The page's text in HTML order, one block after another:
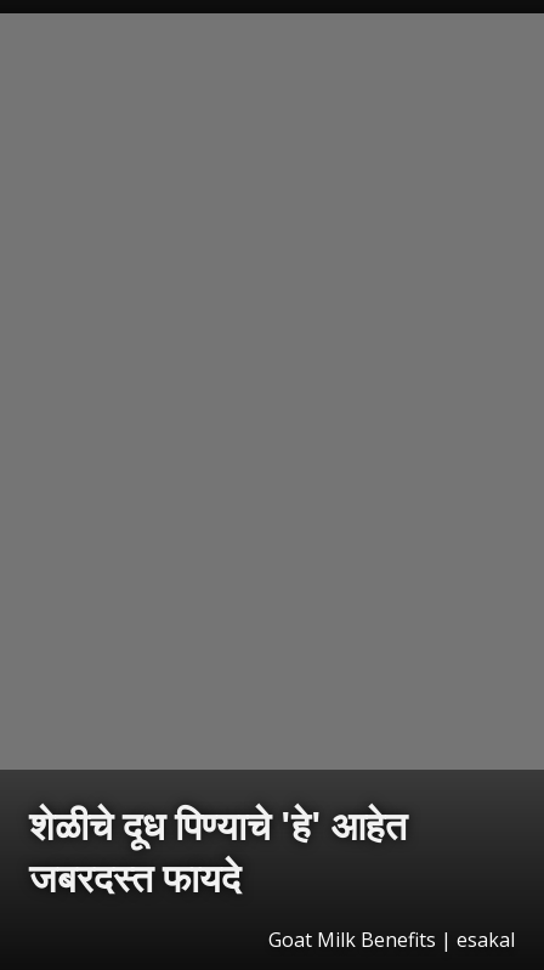
शेळीचे दूध पिण्याचे 'हे' आहेत
जबरदस्त फायदे
Goat Milk Benefits | esakal